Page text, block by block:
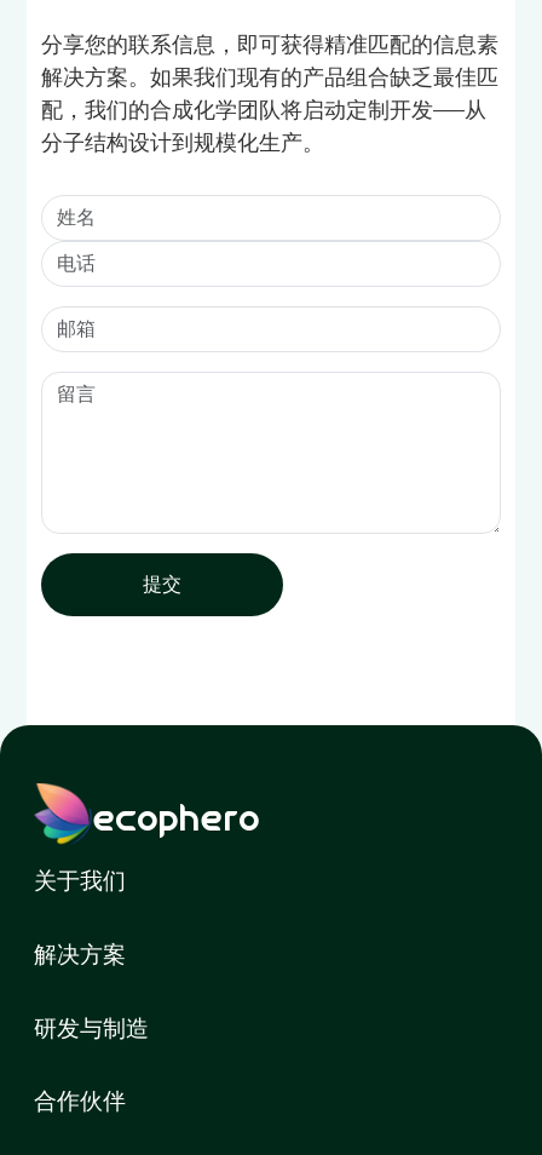
分享您的联系信息，即可获得精准匹配的信息素
解决方案。如果我们现有的产品组合缺乏最佳匹
配，我们的合成化学团队将启动定制开发——从
分子结构设计到规模化生产。
提交
ecophero
关于我们
解决方案
研发与制造
合作伙伴